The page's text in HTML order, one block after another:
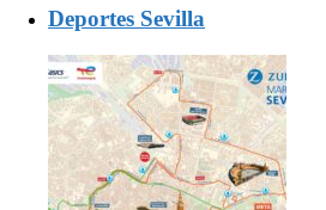
Deportes Sevilla